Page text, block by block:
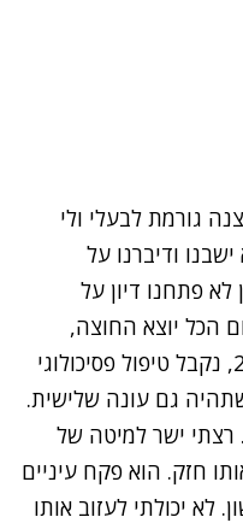
גורמת לבעלי ולי
ודיברנו על
לא פתחנו דיון על
הכל יוצא החוצה,
וככה, כל יום חמישי בשעה 22:30, נקבל טיפול פסיכולוגי
גם עונה שלישית.
ישר למיטה של
חזק. הוא פקח עיניים
לא יכולתי לעזוב אותו